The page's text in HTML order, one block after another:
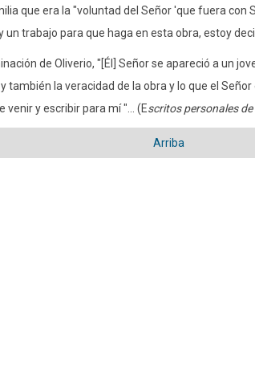
que era la "voluntad del Señor 'que fuera con
un trabajo para que haga en esta obra, estoy
de Oliverio, "[Él] Señor se apareció a un
también la veracidad de la obra y lo que el
venir y escribir para mí "... (Escritos personales
Arriba